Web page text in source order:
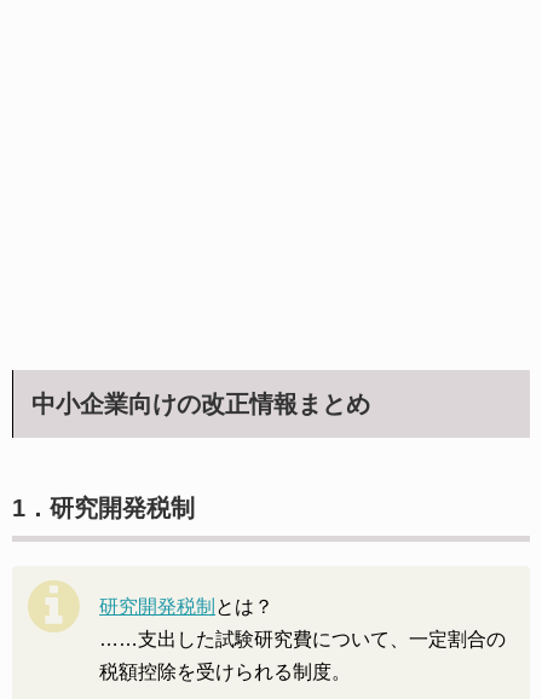
中小企業向けの改正情報まとめ
1．研究開発税制
研究開発税制 とは？
……支出した試験研究費について、一定割合の
税額控除を受けられる制度。